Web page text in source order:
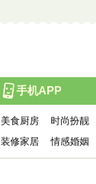
手机APP
美食厨房
时尚扮靓
装修家居 情感婚姻